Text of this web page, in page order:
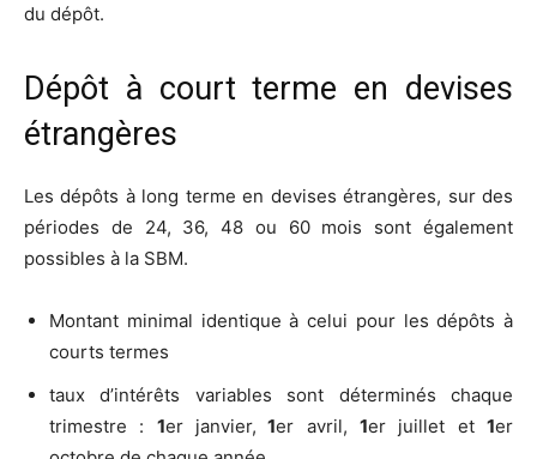
du dépôt.
Dépôt à court terme en devises
étrangères
Les dépôts à long terme en devises étrangères, sur des
périodes de 24, 36, 48 ou 60 mois sont également
possibles à la SBM.
Montant minimal identique à celui pour les dépôts à
courts termes
taux d’intérêts variables sont déterminés chaque
trimestre : 1er janvier, 1er avril,1er juillet et1er